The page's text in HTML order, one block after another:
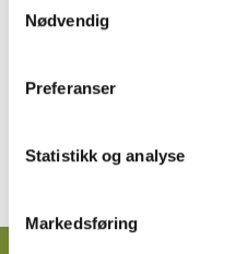
annonsering og tilpasset
de data som du gir ditt
nødvendige
for at vitale funksjoner på
Nødvendig
Preferanser
Statistikk og analyse
Markedsføring